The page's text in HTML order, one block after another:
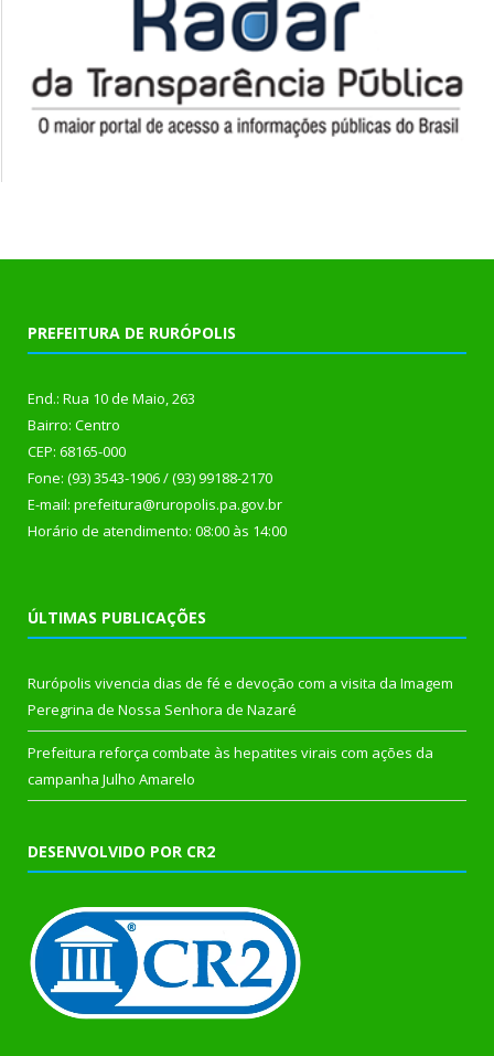
PREFEITURA DE RURÓPOLIS
End.: Rua 10 de Maio, 263
Bairro: Centro
CEP: 68165-000
Fone: (93) 3543-1906 / (93) 99188-2170
E-mail: prefeitura@ruropolis.pa.gov.br
Horário de atendimento: 08:00 às 14:00
ÚLTIMAS PUBLICAÇÕES
Rurópolis vivencia dias de fé e devoção com a visita da Imagem
Peregrina de Nossa Senhora de Nazaré
Prefeitura reforça combate às hepatites virais com ações da
campanha Julho Amarelo
DESENVOLVIDO POR CR2